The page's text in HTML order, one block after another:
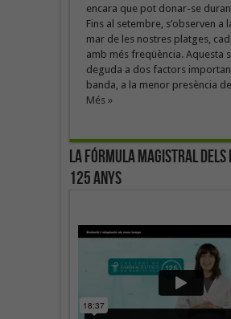
encara que pot donar-se
Fins al setembre, s’observen a
mar de les nostres platges,
amb més freqüència. Aquesta
deguda a dos factors
banda, a la menor presència
Més »
La fórmula magistral dels
125 anys